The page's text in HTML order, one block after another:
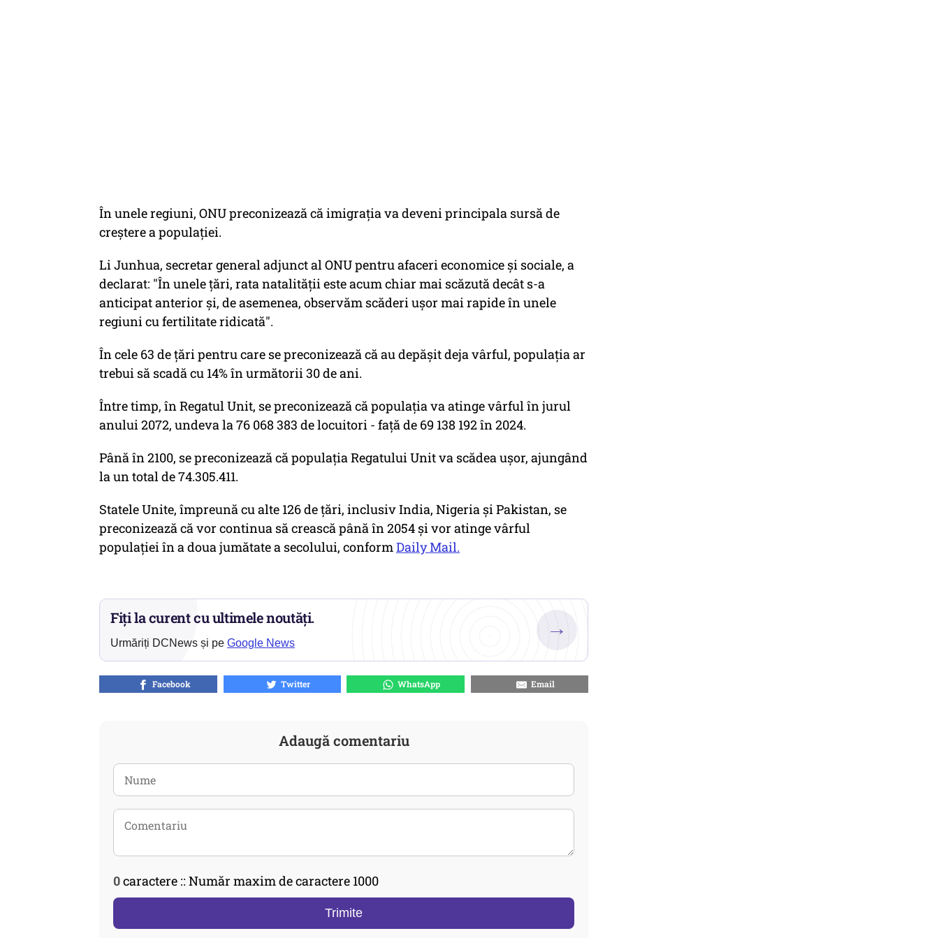
În unele regiuni, ONU preconizează că imigrația va deveni principala sursă de
creștere a populației.
Li Junhua, secretar general adjunct al ONU pentru afaceri economice și sociale, a
declarat: "În unele țări, rata natalității este acum chiar mai scăzută decât s-a
anticipat anterior și, de asemenea, observăm scăderi ușor mai rapide în unele
regiuni cu fertilitate ridicată".
În cele 63 de țări pentru care se preconizează că au depășit deja vârful, populația ar
trebui să scadă cu 14% în următorii 30 de ani.
Între timp, în Regatul Unit, se preconizează că populația va atinge vârful în jurul
anului 2072, undeva la 76 068 383 de locuitori - față de 69 138 192 în 2024.
Până în 2100, se preconizează că populația Regatului Unit va scădea ușor, ajungând
la un total de 74.305.411.
Statele Unite, împreună cu alte 126 de țări, inclusiv India, Nigeria și Pakistan, se
preconizează că vor continua să crească până în 2054 și vor atinge vârful
populației în a doua jumătate a secolului, conformDaily Mail.
Fiți la curent cu ultimele noutăți.
Urmăriți DCNews și pe Google News
→
Facebook Twitter WhatsApp Email
Adaugă comentariu
0caractere :: Număr maxim de caractere 1000
Trimite